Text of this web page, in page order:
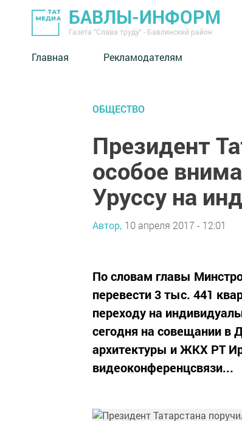
БАВЛЫ-ИНФОРМ
Газета "Слава труду" - Бавлинский район
Главная Рекламодателям
ОБЩЕСТВО
Президент
особое
Уруссу на
Автор, 10 апреля 2017 - 12:01
По словам главы
перевести 3 тыс. 441
переходу на
сегодня на совещании в
архитектуры и ЖКХ РТ
видеоконференцсвязи...